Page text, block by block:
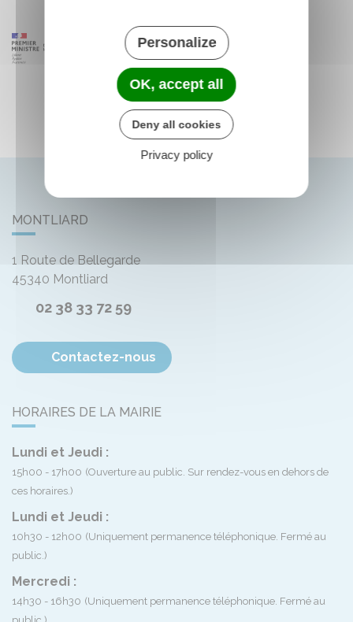
MONTLIARD
1 Route de Bellegarde
45340 Montliard
02 38 33 72 59
Contactez-nous
HORAIRES DE LA MAIRIE
Lundi et Jeudi :
15h00 - 17h00 (Ouverture au public. Sur rendez-vous en dehors de
ces horaires.)
Lundi et Jeudi :
10h30 - 12h00 (Uniquement permanence téléphonique. Fermé au
public.)
Mercredi :
14h30 - 16h30 (Uniquement permanence téléphonique. Fermé au
Personalize
OK, accept all
Deny all cookies
Privacy policy